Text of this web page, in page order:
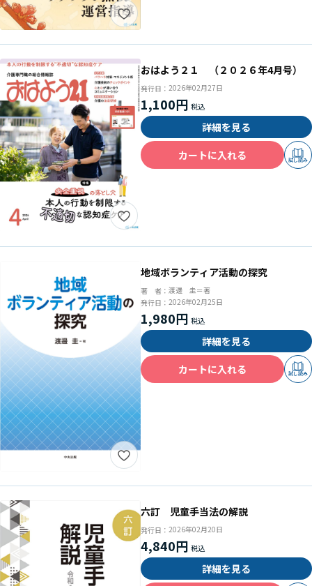
おはよう２１ （２０２６年4月号）
発行日： 2026年02月27日
1,100円
詳細を見る
カートに入れる
試し読み
地域ボランティア活動の探究
著 者： 渡邊 圭＝著
発行日： 2026年02月25日
1,980円
詳細を見る
カートに入れる
試し読み
六訂 児童手当法の解説
発行日： 2026年02月20日
4,840円
詳細を見る